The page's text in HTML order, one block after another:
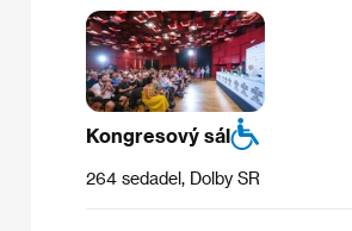
Kongresový sál
264 sedadel, Dolby SR